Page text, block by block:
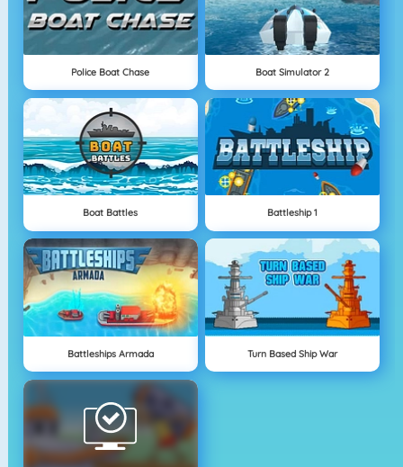
Police Boat Chase Boat Simulator 2
Boat Battles Battleship 1
Battleships Armada Turn Based Ship War